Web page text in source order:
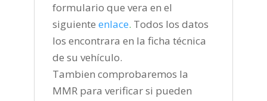
formulario que vera en el
siguiente enlace. Todos los datos
los encontrara en la ficha técnica
de su vehículo.
Tambien comprobaremos la
MMR para verificar si pueden